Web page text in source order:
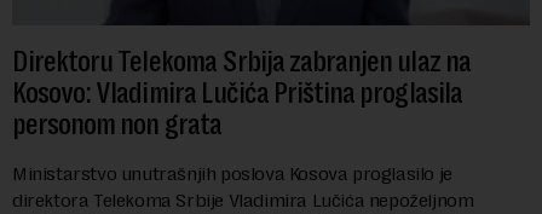
Direktoru Telekoma Srbija zabranjen ulaz na
Kosovo: Vladimira Lučića Priština proglasila
personom non grata
Ministarstvo unutrašnjih poslova Kosova proglasilo je
direktora Telekoma Srbije Vladimira Lučića nepoželjnom